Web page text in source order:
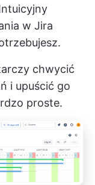
w Jira
chwycić
i upuścić go
proste.